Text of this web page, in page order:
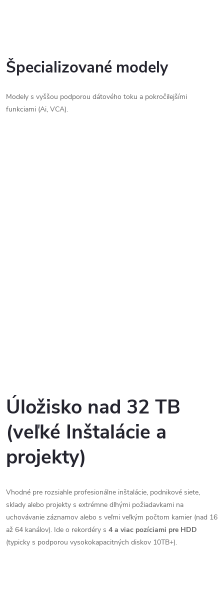
Špecializované modely
Modely s vyššou podporou dátového toku a pokročilejšími
funkciami (Ai, VCA).
Úložisko nad 32 TB
(veľké Inštalácie a
projekty)
Vhodné pre rozsiahle profesionálne inštalácie, podnikové siete,
sklady alebo projekty s extrémne dlhými požiadavkami na
uchovávanie záznamov alebo s veľmi veľkým počtom kamier (nad 16
až 64 kanálov). Ide o rekordéry s 4 a viac pozíciami pre HDD
(typicky s podporou vysokokapacitných diskov 10TB+).